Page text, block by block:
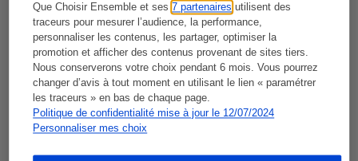
Que Choisir Ensemble et ses7 partenaires utilisent des
traceurs pour mesurer l’audience, la performance,
personnaliser les contenus, les partager, optimiser la
promotion et afficher des contenus provenant de sites tiers.
Nous conserverons votre choix pendant 6 mois. Vous pourrez
changer d’avis à tout moment en utilisant le lien « paramétrer
les traceurs » en bas de chaque page.
Politique de confidentialité mise à jour le 12/07/2024
Personnaliser mes choix